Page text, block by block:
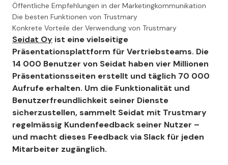
Öffentliche Empfehlungen in der Marketingkommunikation
Die besten Funktionen von Trustmary
Konkrete Vorteile der Verwendung von Trustmary
Seidat Oy ist eine vielseitige
Präsentationsplattform für Vertriebsteams. Die
14 000 Benutzer von Seidat haben vier Millionen
Präsentationsseiten erstellt und täglich 70 000
Aufrufe erhalten. Um die Funktionalität und
Benutzerfreundlichkeit seiner Dienste
sicherzustellen, sammelt Seidat mit Trustmary
regelmässig Kundenfeedback seiner Nutzer –
und macht dieses Feedback via Slack für jeden
Mitarbeiter zugänglich.